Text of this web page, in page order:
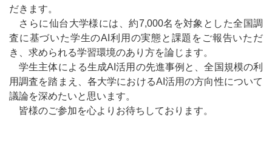
だきます。
さらに仙台大学様には、約7,000名を対象とした全国調
査に基づいた学生のAI利用の実態と課題をご報告いただ
き、求められる学習環境のあり方を論じます。
学生主体による生成AI活用の先進事例と、全国規模の利
用調査を踏まえ、各大学におけるAI活用の方向性について
議論を深めたいと思います。
皆様のご参加を心よりお待ちしております。